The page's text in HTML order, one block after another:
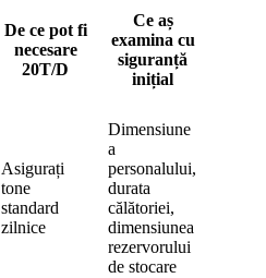
De ce pot fi
necesare
20T/D
Ce aș
examina cu
siguranță
inițial
Asigurați
tone
standard
zilnice
Dimensiune
a
personalului,
durata
călătoriei,
dimensiunea
rezervorului
de stocare